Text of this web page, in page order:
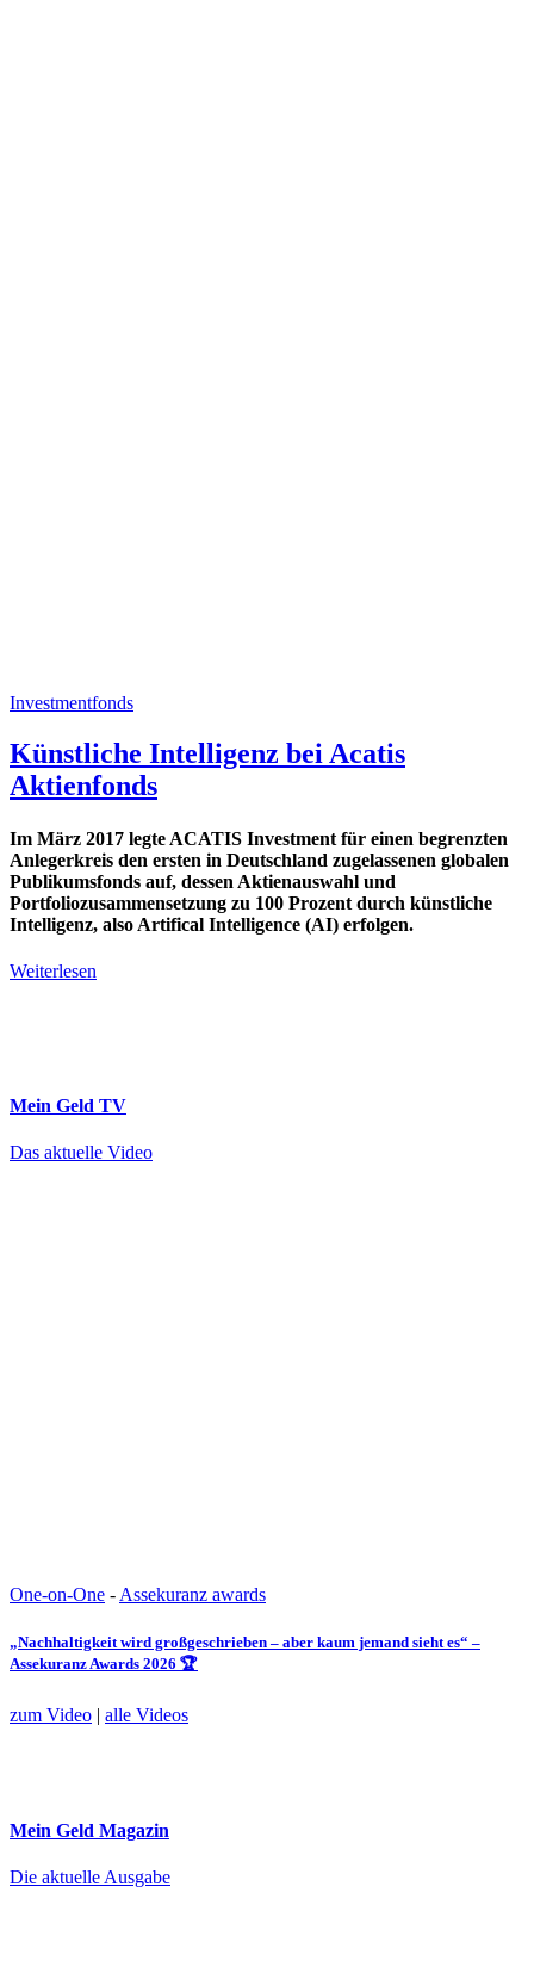
Investmentfonds
Künstliche Intelligenz bei Acatis
Aktienfonds
Im März 2017 legte ACATIS Investment für einen begrenzten
Anlegerkreis den ersten in Deutschland zugelassenen globalen
Publikumsfonds auf, dessen Aktienauswahl und
Portfoliozusammensetzung zu 100 Prozent durch künstliche
Intelligenz, also Artifical Intelligence (AI) erfolgen.
Weiterlesen
Mein Geld TV
Das aktuelle Video
One-on-One -Assekuranz awards
„Nachhaltigkeit wird großgeschrieben – aber kaum jemand sieht es“ –
Assekuranz Awards 2026 🏆
zum Video | alle Videos
Mein Geld Magazin
Die aktuelle Ausgabe